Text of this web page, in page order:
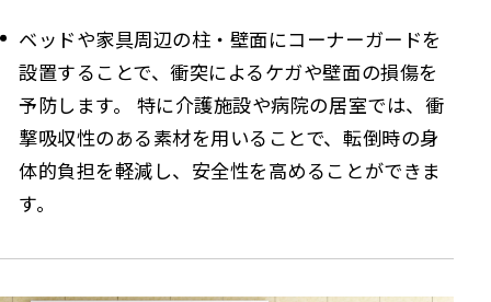
ベッドや家具周辺の柱・壁面にコーナーガードを
設置することで、衝突によるケガや壁面の損傷を
予防します。 特に介護施設や病院の居室では、衝
撃吸収性のある素材を用いることで、転倒時の身
体的負担を軽減し、安全性を高めることができま
す。